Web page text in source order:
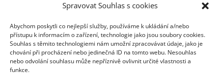
Spravovat Souhlas s cookies
Abychom poskytli co nejlepší služby, používáme k ukládání a/nebo
přístupu k informacím o zařízení, technologie jako jsou soubory cookies.
Souhlas s těmito technologiemi nám umožní zpracovávat údaje, jako je
chování při procházení nebo jedinečná ID na tomto webu. Nesouhlas
nebo odvolání souhlasu může nepříznivě ovlivnit určité vlastnosti a
funkce.
Křestní jméno
E-mail